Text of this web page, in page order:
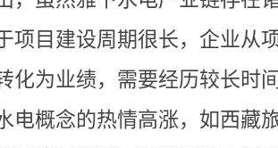
项目建设周期很长，企业从
化为业绩，需要经历较长时
电概念的热情高涨，如西藏